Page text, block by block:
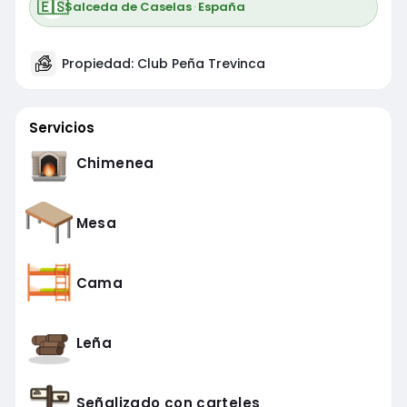
🇪🇸Salceda de Caselas·España
Propiedad: Club Peña Trevinca
Servicios
Chimenea
Mesa
Cama
Leña
Señalizado con carteles